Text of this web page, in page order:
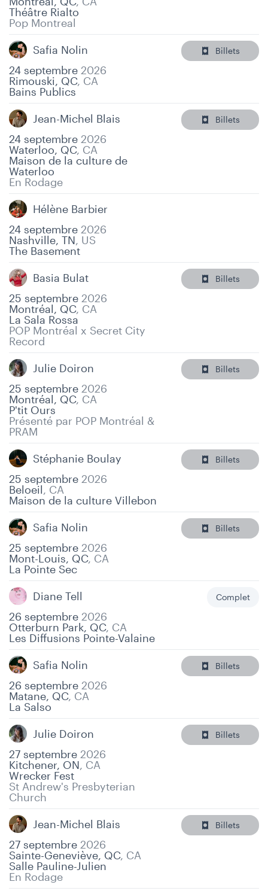
Théâtre Rialto
Pop Montreal
Safia Nolin
24 septembre 2026
Rimouski, QC, CA
Bains Publics
Billets
Jean-Michel Blais
24 septembre 2026
Waterloo, QC, CA
Maison de la culture de
Waterloo
En Rodage
Billets
Hélène Barbier
24 septembre 2026
Nashville, TN, US
The Basement
Basia Bulat
25 septembre 2026
Montréal, QC, CA
La Sala Rossa
POP Montréal x Secret City
Record
Billets
Julie Doiron
25 septembre 2026
Montréal, QC, CA
P'tit Ours
Présenté par POP Montréal &
PRAM
Billets
Stéphanie Boulay
25 septembre 2026
Beloeil, CA
Maison de la culture Villebon
Billets
Safia Nolin
25 septembre 2026
Mont-Louis, QC, CA
La Pointe Sec
Billets
Diane Tell
26 septembre 2026
Otterburn Park, QC, CA
Les Diffusions Pointe-Valaine
Complet
Safia Nolin
26 septembre 2026
Matane, QC, CA
La Salso
Billets
Julie Doiron
27 septembre 2026
Kitchener, ON, CA
Wrecker Fest
St Andrew's Presbyterian
Church
Billets
Jean-Michel Blais
27 septembre 2026
Sainte-Geneviève, QC, CA
Salle Pauline-Julien
En Rodage
Billets